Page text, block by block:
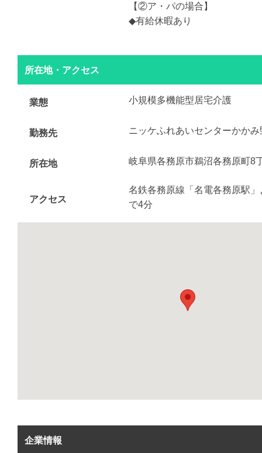
【②ア・パの場合】
◆有給休暇あり
所在地・アクセス
業態 小規模多機能型居宅介護
勤務先 ニッケふれあいセンターかかみ
所在地 岐阜県各務原市鵜沼各務原町8
アクセス
名鉄各務原線「名電各務原駅
で4分
企業情報